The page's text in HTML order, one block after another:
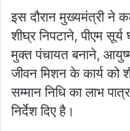
इस दौरान मुख्यमंत्री ने
शीघ्र निपटाने, पीएम
मुक्त पंचायत बनाने,
जीवन मिशन के कार्य को
सम्मान निधि का लाभ
निर्देश दिए है।